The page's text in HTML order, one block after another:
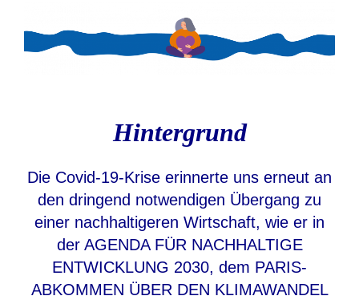
Hintergrund
Die Covid-19-Krise erinnerte uns erneut an
den dringend notwendigen Übergang zu
einer nachhaltigeren Wirtschaft, wie er in
der AGENDA FÜR NACHHALTIGE
ENTWICKLUNG 2030, dem PARIS-
ABKOMMEN ÜBER DEN KLIMAWANDEL